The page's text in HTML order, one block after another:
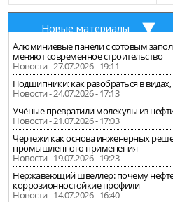
Новые материалы
Алюминиевые панели с сотовым
меняют современное строительство
Новости - 27.07.2026 - 19:11
Подшипники: как разобраться в
Новости - 24.07.2026 - 17:13
Учёные превратили молекулы из
Новости - 21.07.2026 - 17:03
Чертежи как основа инженерных
промышленного применения
Новости - 19.07.2026 - 19:23
Нержавеющий швеллер: почему
коррозионностойкие профили
Новости - 14.07.2026 - 16:40